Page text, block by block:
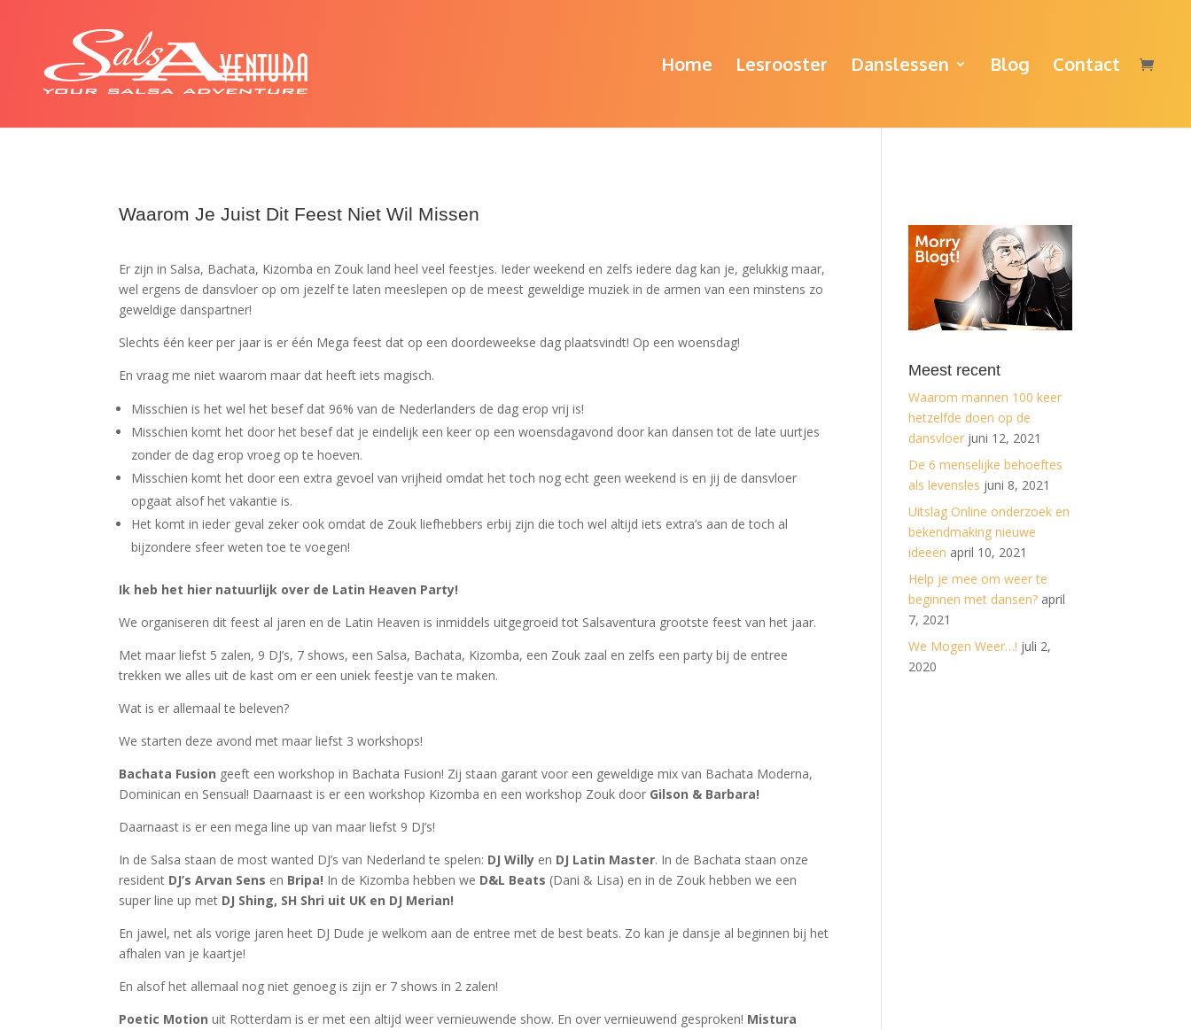
Home Lesrooster Danslessen Blog Contact
Waarom Je Juist Dit Feest Niet Wil Missen
Er zijn in Salsa, Bachata, Kizomba en Zouk land heel veel feestjes. Ieder weekend en zelfs iedere dag kan je, gelukkig maar,
wel ergens de dansvloer op om jezelf te laten meeslepen op de meest geweldige muziek in de armen van een minstens zo
geweldige danspartner!
Slechts één keer per jaar is er één Mega feest dat op een doordeweekse dag plaatsvindt! Op een woensdag!
En vraag me niet waarom maar dat heeft iets magisch.
Misschien is het wel het besef dat 96% van de Nederlanders de dag erop vrij is!
Misschien komt het door het besef dat je eindelijk een keer op een woensdagavond door kan dansen tot de late uurtjes
zonder de dag erop vroeg op te hoeven.
Misschien komt het door een extra gevoel van vrijheid omdat het toch nog echt geen weekend is en jij de dansvloer
opgaat alsof het vakantie is.
Het komt in ieder geval zeker ook omdat de Zouk liefhebbers erbij zijn die toch wel altijd iets extra’s aan de toch al
bijzondere sfeer weten toe te voegen!
Ik heb het hier natuurlijk over de Latin Heaven Party!
We organiseren dit feest al jaren en de Latin Heaven is inmiddels uitgegroeid tot Salsaventura grootste feest van het jaar.
Met maar liefst 5 zalen, 9 DJ’s, 7 shows, een Salsa, Bachata, Kizomba, een Zouk zaal en zelfs een party bij de entree
trekken we alles uit de kast om er een uniek feestje van te maken.
Wat is er allemaal te beleven?
We starten deze avond met maar liefst 3 workshops!
Bachata Fusion geeft een workshop in Bachata Fusion! Zij staan garant voor een geweldige mix van Bachata Moderna,
Dominican en Sensual! Daarnaast is er een workshop Kizomba en een workshop Zouk door Gilson & Barbara!
Daarnaast is er een mega line up van maar liefst 9 DJ’s!
In de Salsa staan de most wanted DJ’s van Nederland te spelen: DJ Willy en DJ Latin Master. In de Bachata staan onze
resident DJ’s Arvan Sens en Bripa! In de Kizomba hebben we D&L Beats (Dani & Lisa) en in de Zouk hebben we een
super line up met DJ Shing, SH Shri uit UK en DJ Merian!
En jawel, net als vorige jaren heet DJ Dude je welkom aan de entree met de best beats. Zo kan je dansje al beginnen bij het
afhalen van je kaartje!
En alsof het allemaal nog niet genoeg is zijn er 7 shows in 2 zalen!
Poetic Motion uit Rotterdam is er met een altijd weer vernieuwende show. En over vernieuwend gesproken! Mistura
Meest recent
Waarom mannen 100 keer
hetzelfde doen op de
dansvloer juni 12, 2021
De 6 menselijke behoeftes
als levensles juni 8, 2021
Uitslag Online onderzoek en
bekendmaking nieuwe
ideeën april 10, 2021
Help je mee om weer te
beginnen met dansen? april
7, 2021
We Mogen Weer…! juli 2,
2020